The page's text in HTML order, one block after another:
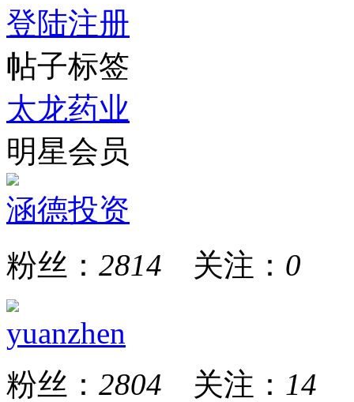
登陆注册
帖子标签
太龙药业
明星会员
涵德投资
粉丝： 2814 关注： 0
yuanzhen
粉丝： 2804 关注： 14